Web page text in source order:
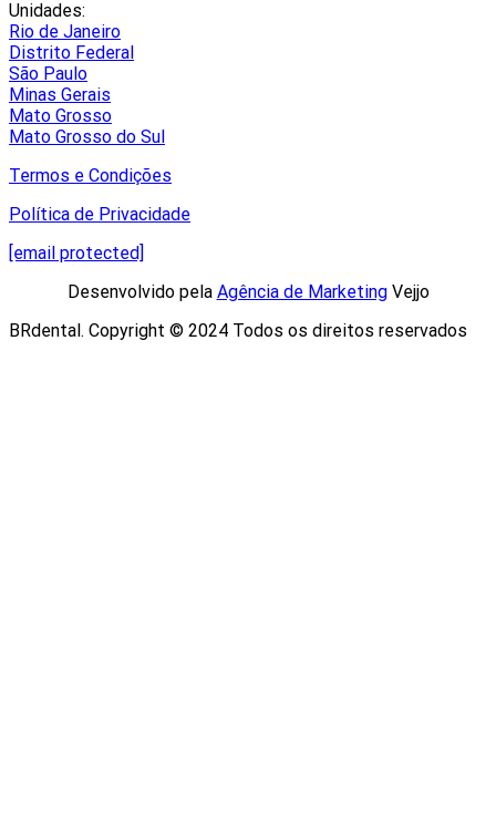
Unidades:
Rio de Janeiro
Distrito Federal
São Paulo
Minas Gerais
Mato Grosso
Mato Grosso do Sul
Termos e Condições
Política de Privacidade
[email protected]
Desenvolvido pela Agência de MarketingVejjo​
BRdental. Copyright © 2024 Todos os direitos reservados